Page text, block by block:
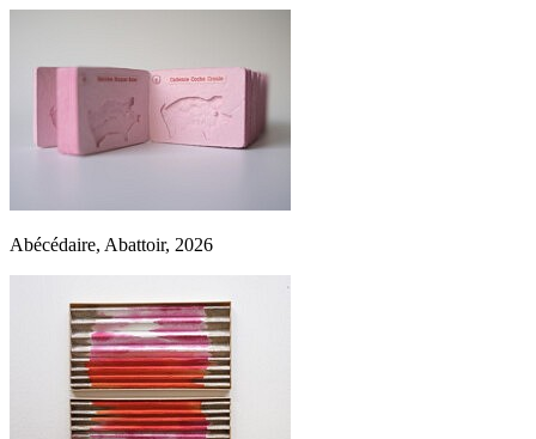
Abécédaire, Abattoir, 2026